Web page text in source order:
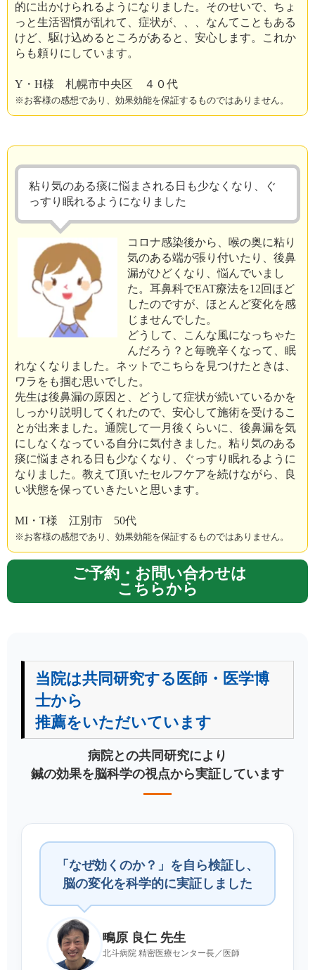
的に出かけられるようになりました。そのせいで、ちょ
っと生活習慣が乱れて、症状が、、、なんてこともある
けど、駆け込めるところがあると、安心します。これか
らも頼りにしています。
Y・H様 札幌市中央区 ４０代
※お客様の感想であり、効果効能を保証するものではありません。
粘り気のある痰に悩まされる日も少なくなり、ぐ
っすり眠れるようになりました
コロナ感染後から、喉の奥に粘り
気のある端が張り付いたり、後鼻
漏がひどくなり、悩んでいまし
た。耳鼻科でEAT療法を12回ほど
したのですが、ほとんど変化を感
じませんでした。
どうして、こんな風になっちゃた
んだろう？と毎晩辛くなって、眠
れなくなりました。ネットでこちらを見つけたときは、
ワラをも掴む思いでした。
先生は後鼻漏の原因と、どうして症状が続いているかを
しっかり説明してくれたので、安心して施術を受けるこ
とが出来ました。通院して一月後くらいに、後鼻漏を気
にしなくなっている自分に気付きました。粘り気のある
痰に悩まされる日も少なくなり、ぐっすり眠れるように
なりました。教えて頂いたセルフケアを続けながら、良
い状態を保っていきたいと思います。
MI・T様 江別市 50代
※お客様の感想であり、効果効能を保証するものではありません。
ご予約・お問い合わせは
こちらから
当院は共同研究する医師・医学博
士から
推薦をいただいています
病院との共同研究により
鍼の効果を脳科学の視点から実証しています
「なぜ効くのか？」を自ら検証し、
脳の変化を科学的に実証しました
鴫原 良仁 先生
北斗病院 精密医療センター長／医師